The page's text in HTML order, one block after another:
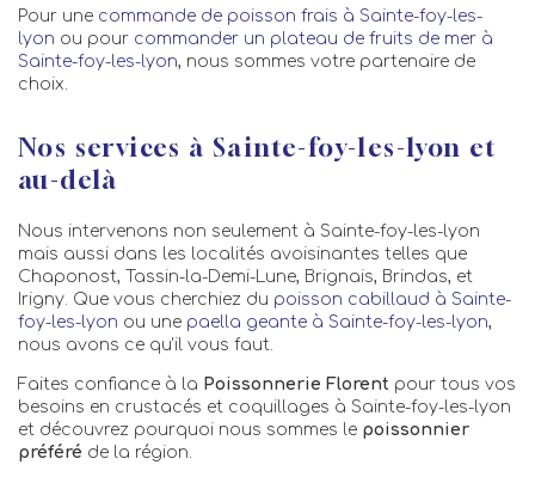
Pour une commande de poisson frais à Sainte-foy-les-
lyon ou pour commander un plateau de fruits de mer à
Sainte-foy-les-lyon, nous sommes votre partenaire de
choix.
Nos services à Sainte-foy-les-lyon et
au-delà
Nous intervenons non seulement à Sainte-foy-les-lyon
mais aussi dans les localités avoisinantes telles que
Chaponost, Tassin-la-Demi-Lune, Brignais, Brindas, et
Irigny. Que vous cherchiez du poisson cabillaud à Sainte-
foy-les-lyon ou une paella geante à Sainte-foy-les-lyon,
nous avons ce qu'il vous faut.
Faites confiance à la Poissonnerie Florent pour tous vos
besoins en crustacés et coquillages à Sainte-foy-les-lyon
et découvrez pourquoi nous sommes le poissonnier
préféré de la région.